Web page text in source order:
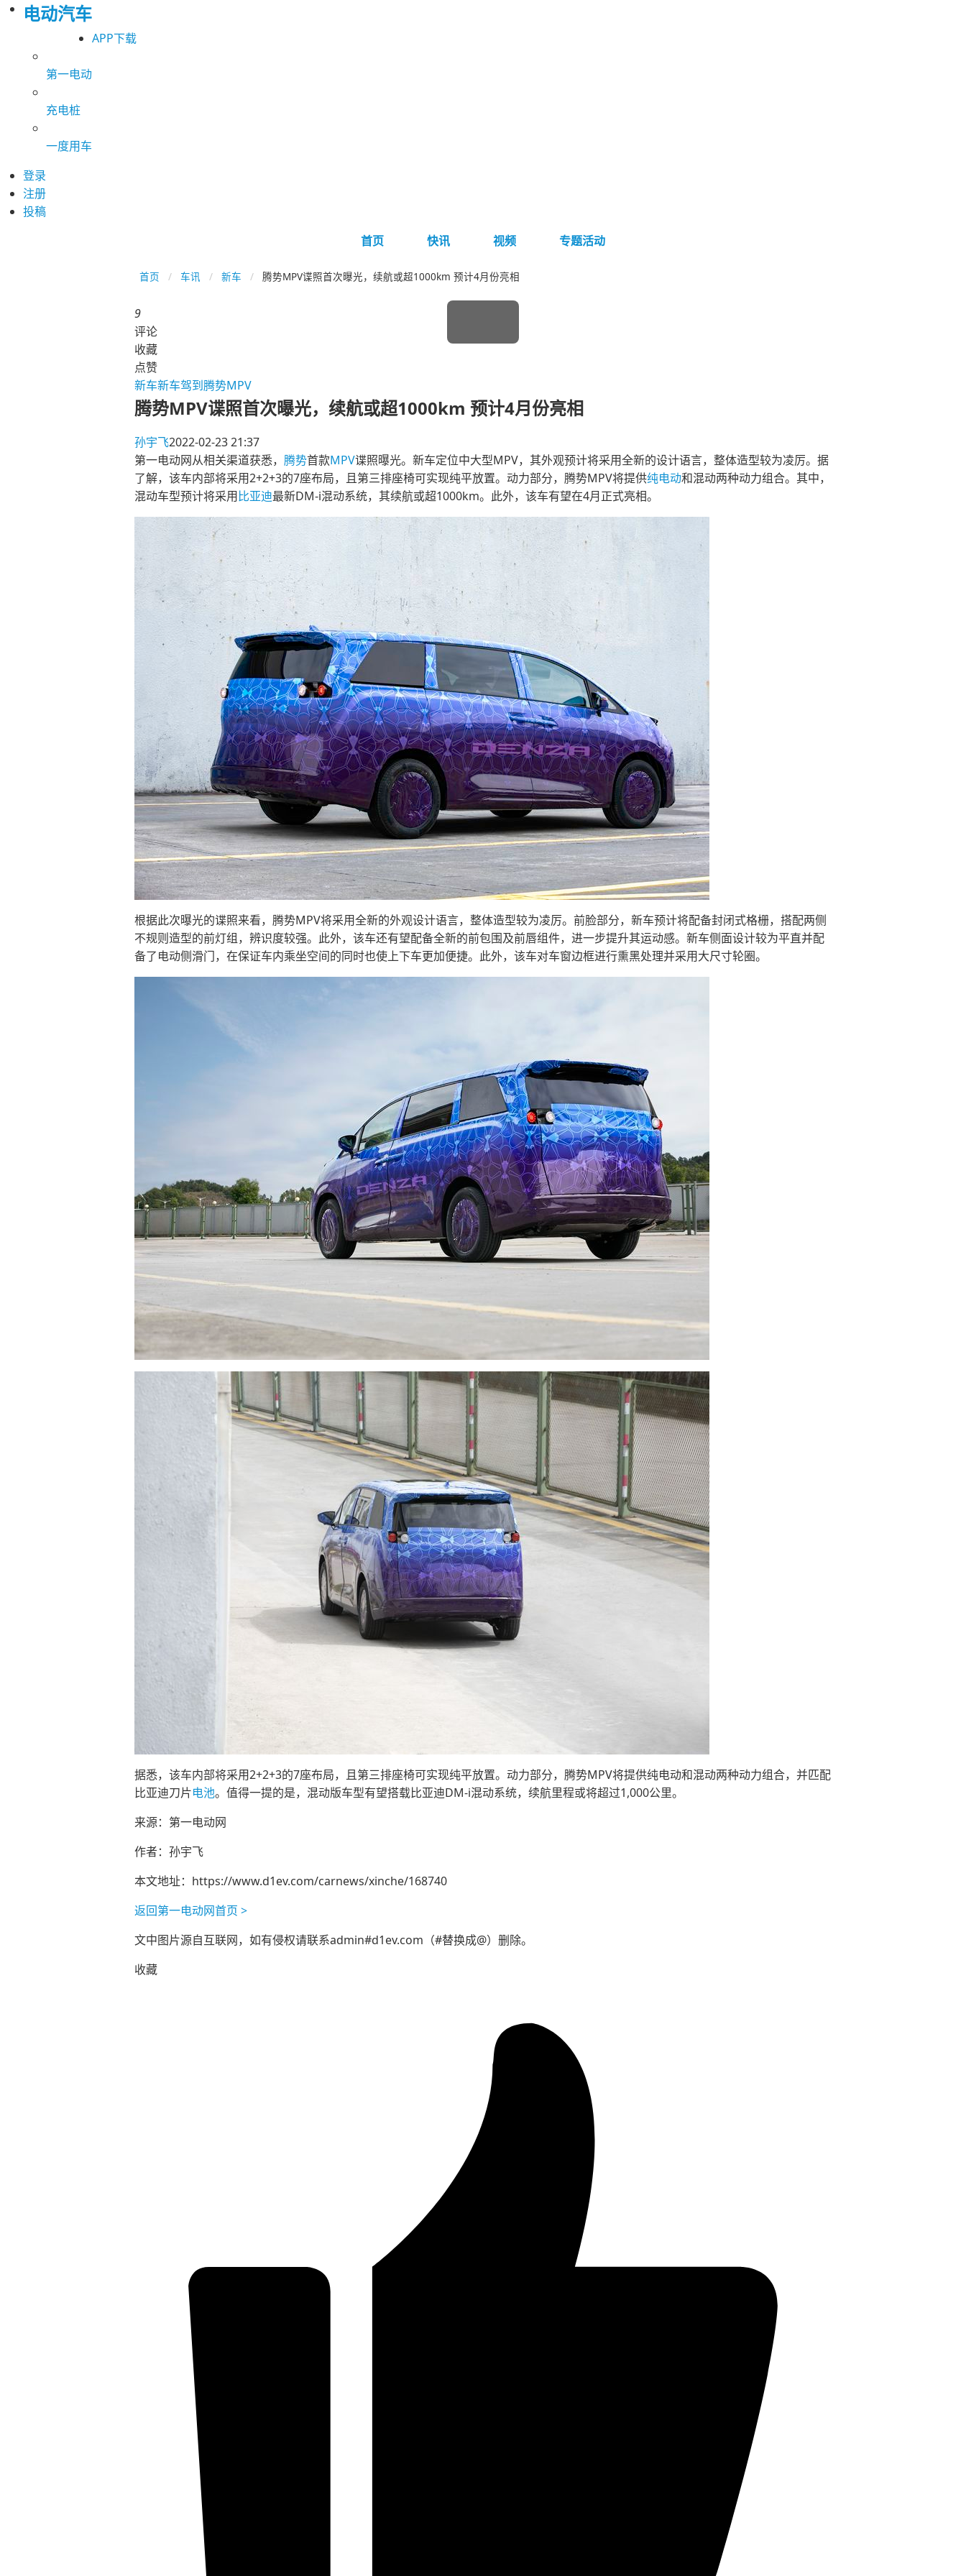
电动汽车
APP下载
第一电动
充电桩
一度用车
登录
注册
投稿
首页
快讯 视频 专题活动
首页 车讯 新车 腾势MPV谍照首次曝光，续航或超1000km 预计4月份亮相
9
评论
收藏
点赞
新车新车驾到腾势MPV
腾势MPV谍照首次曝光，续航或超1000km 预计4月份亮相
孙宇飞2022-02-23 21:37
第一电动网从相关渠道获悉， 腾势首款MPV谍照曝光。新车定位中大型MPV，其外观预计将采用全新的设计语言，整体造型较为凌厉。据
了解，该车内部将采用2+2+3的7座布局，且第三排座椅可实现纯平放置。动力部分，腾势MPV将提供纯电动和混动两种动力组合。其中，
混动车型预计将采用比亚迪最新DM-i混动系统，其续航或超1000km。此外，该车有望在4月正式亮相。
根据此次曝光的谍照来看，腾势MPV将采用全新的外观设计语言，整体造型较为凌厉。前脸部分，新车预计将配备封闭式格栅，搭配两侧
不规则造型的前灯组，辨识度较强。此外，该车还有望配备全新的前包围及前唇组件，进一步提升其运动感。新车侧面设计较为平直并配
备了电动侧滑门，在保证车内乘坐空间的同时也使上下车更加便捷。此外，该车对车窗边框进行熏黑处理并采用大尺寸轮圈。
据悉，该车内部将采用2+2+3的7座布局，且第三排座椅可实现纯平放置。动力部分，腾势MPV将提供纯电动和混动两种动力组合，并匹配
比亚迪刀片电池。值得一提的是，混动版车型有望搭载比亚迪DM-i混动系统，续航里程或将超过1,000公里。
来源：第一电动网
作者：孙宇飞
本文地址： https://www.d1ev.com/carnews/xinche/168740
返回第一电动网首页 >
文中图片源自互联网，如有侵权请联系admin#d1ev.com（#替换成@）删除。
收藏